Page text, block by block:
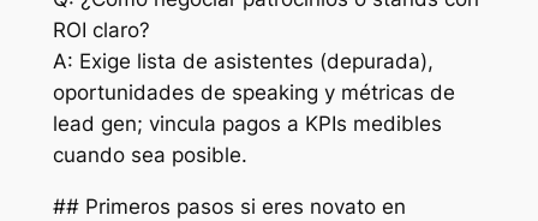
ROI claro?
A: Exige lista de asistentes (depurada),
oportunidades de speaking y métricas de
lead gen; vincula pagos a KPIs medibles
cuando sea posible.
## Primeros pasos si eres novato en